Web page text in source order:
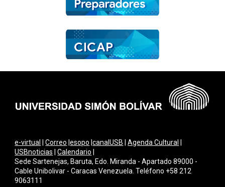
e-virtual |Correo |esopo |canalUSB |Agenda Cultural
USBnoticias |Calendario
Sede Sartenejas, Baruta, Edo. Miranda - Apartado 89000 -
Cable Unibolivar - Caracas Venezuela. Teléfono +58 212
9063111